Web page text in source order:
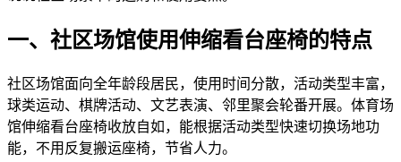
一、社区场馆使用伸缩看台座椅的特点
社区场馆面向全年龄段居民，使用时间分散，活动类型丰富，
球类运动、棋牌活动、文艺表演、邻里聚会轮番开展。体育场
馆伸缩看台座椅收放自如，能根据活动类型快速切换场地功
能，不用反复搬运座椅，节省人力。